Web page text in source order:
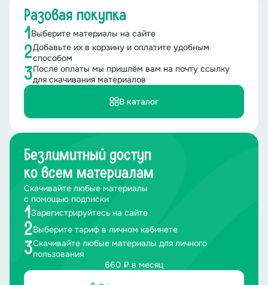
Разовая покупка
1 Выберите материалы на сайте
2Добавьте их в корзину и оплатите удобным
способом
3После оплаты мы пришлём вам на почту ссылку
для скачивания материалов
В каталог
Безлимитный доступ
ко всем материалам
Скачивайте любые материалы
с помощью подписки
1 Зарегистрируйтесь на сайте
2Выберите тариф в личном кабинете
3Скачивайте любые материалы для личного
пользования
660 ₽ в месяц